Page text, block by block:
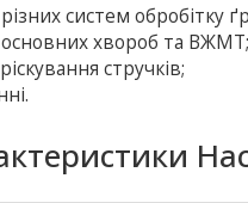
систем обробітку
основних хвороб та
стручків;